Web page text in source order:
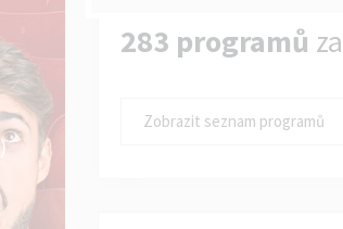
283 programů za
Zobrazit seznam programů